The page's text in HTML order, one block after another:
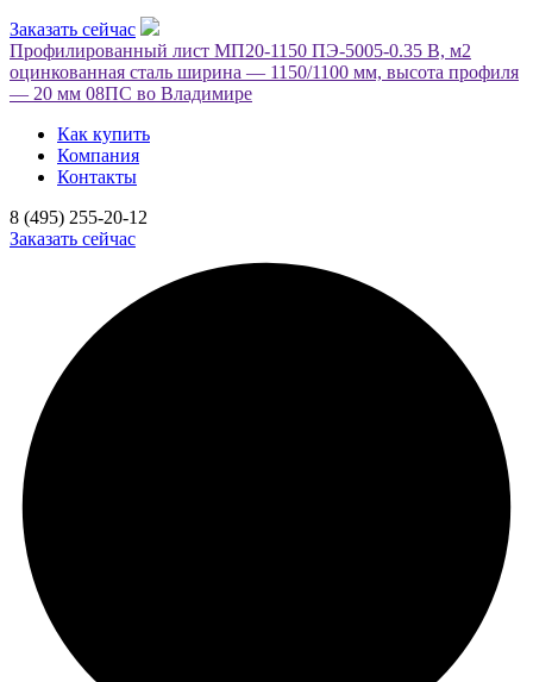
Заказать сейчас
Профилированный лист МП20-1150 ПЭ-5005-0.35 B, м2
оцинкованная сталь ширина — 1150/1100 мм, высота профиля
— 20 мм 08ПС во Владимире
Как купить
Компания
Контакты
8 (495) 255-20-12
Заказать сейчас